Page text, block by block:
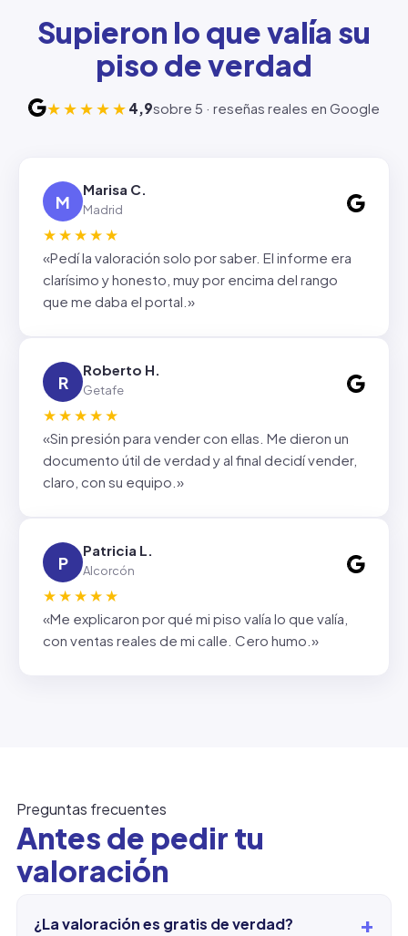
Supieron lo que valía su
piso de verdad
★★★★★ 4,9sobre 5 · reseñas reales en Google
M
Marisa C.
Madrid
★★★★★
«Pedí la valoración solo por saber. El informe era
clarísimo y honesto, muy por encima del rango
que me daba el portal.»
R
Roberto H.
Getafe
★★★★★
«Sin presión para vender con ellas. Me dieron un
documento útil de verdad y al final decidí vender,
claro, con su equipo.»
P
Patricia L.
Alcorcón
★★★★★
«Me explicaron por qué mi piso valía lo que valía,
con ventas reales de mi calle. Cero humo.»
Preguntas frecuentes
Antes de pedir tu
valoración
¿La valoración es gratis de verdad? +